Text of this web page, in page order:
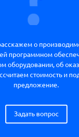
о
программном
оборудовании, об
стоимость и
предложение.
Задать вопрос